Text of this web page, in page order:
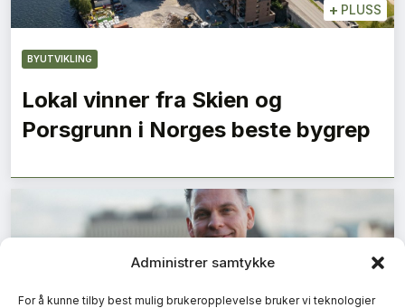
Administrer samtykke
For å kunne tilby best mulig brukeropplevelse bruker vi teknologier
+ PLUSS
BYUTVIKLING
Lokal vinner fra Skien og
Porsgrunn i Norges beste bygrep